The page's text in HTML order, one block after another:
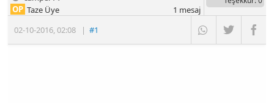
02-10-2016,02:08 |#1
OP Taze Üye 1 mesaj